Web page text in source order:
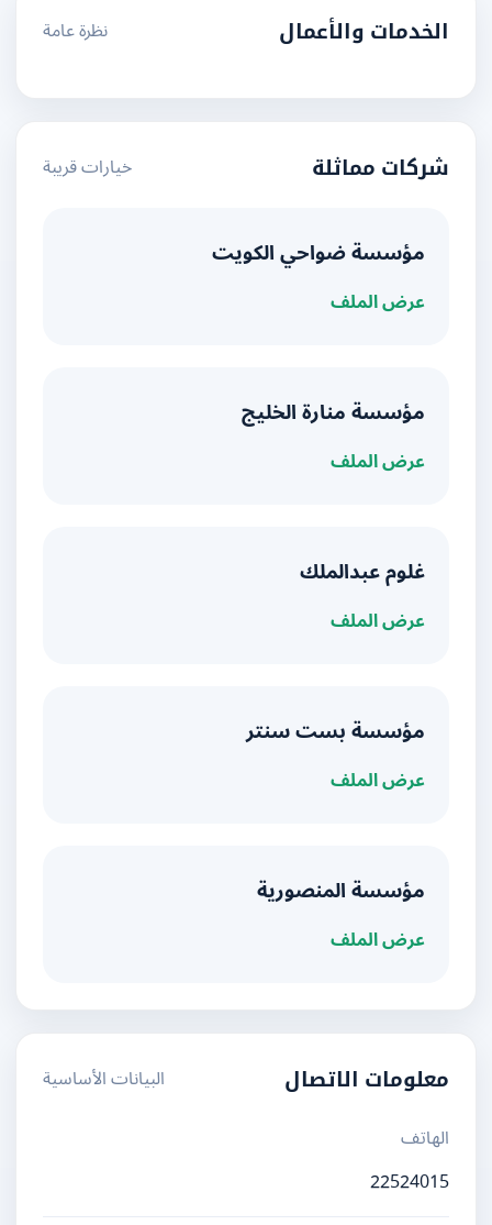
الخدمات والأعمال نظرة عامة
شركات مماثلة خيارات قريبة
مؤسسة ضواحي الكويت
عرض الملف
مؤسسة منارة الخليج
عرض الملف
غلوم عبدالملك
عرض الملف
مؤسسة بست سنتر
عرض الملف
مؤسسة المنصورية
عرض الملف
معلومات الاتصال
البيانات الأساسية
الهاتف
22524015